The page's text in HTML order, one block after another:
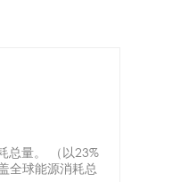
总量。 （以23%
全球能源消耗总